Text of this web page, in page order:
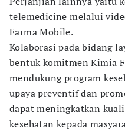
telemedicine melalui
Farma Mobile.
Kolaborasi pada bidang
bentuk komitmen Kimia
mendukung program
upaya preventif dan
dapat meningkatkan
kesehatan kepada